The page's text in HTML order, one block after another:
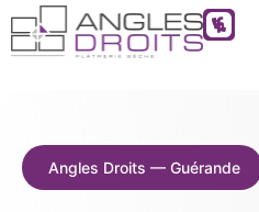
Angles Droits — Guérande